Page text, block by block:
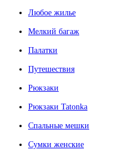
Любое жилье
Мелкий багаж
Палатки
Путешествия
Рюкзаки
Рюкзаки Tatonka
Спальные мешки
Сумки женские